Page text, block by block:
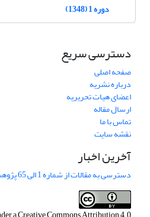
دوره 1 (1348)
دسترسی سریع
صفحه اصلی
درباره نشریه
اعضای هیات تحریریه
ارسال مقاله
تماس با ما
نقشه سایت
آخرین اخبار
دسترسی به مقالات از شماره 1 الی 65 پژوهشهای جغرافیایی